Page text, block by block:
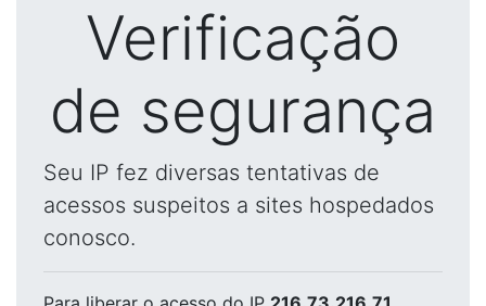
Verificação
de segurança
Seu IP fez diversas tentativas de
acessos suspeitos a sites hospedados
conosco.